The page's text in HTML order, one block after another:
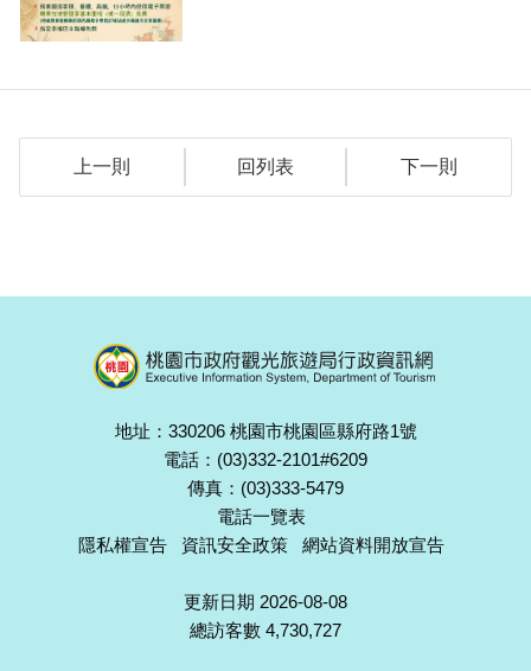
上一則 回列表 下一則
地址：330206 桃園市桃園區縣府路1號
電話：(03)332-2101#6209
傳真：(03)333-5479
電話一覽表
隱私權宣告
資訊安全政策 網站資料開放宣告
更新日期 2026-08-08
總訪客數 4,730,727